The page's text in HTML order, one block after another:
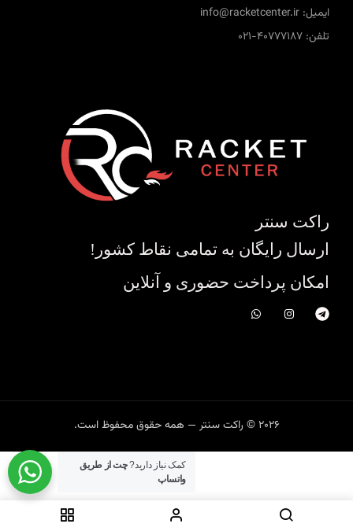
ایمیل: info@racketcenter.ir
تلفن: 40777187-021
راکت سنتر
ارسال رایگان به تمامی نقاط کشور!
امکان پرداخت حضوری و آنلاین
2026 © راکت سنتر — همه حقوق محفوظ است.
کمک نیاز دارید?چت از طریق
واتساپ